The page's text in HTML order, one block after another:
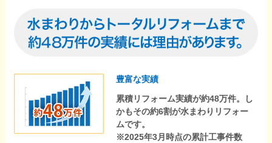
豊富な実績
累積リフォーム実績が約48万件。し
かもその約6割が水まわりリフォー
ムです。
※2025年3月時点の累計工事件数